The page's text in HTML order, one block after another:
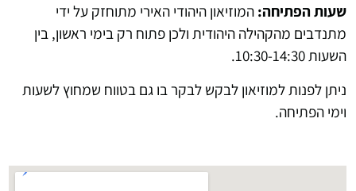
שעות הפתיחה:המוזיאון היהודי האירי מתוחזק על ידי
מתנדבים מהקהילה היהודית ולכן פתוח רק בימי ראשון, בין
השעות 10:30-14:30.
ניתן לפנות למוזיאון לבקש לבקר בו גם בטווח שמחוץ לשעות
וימי הפתיחה.